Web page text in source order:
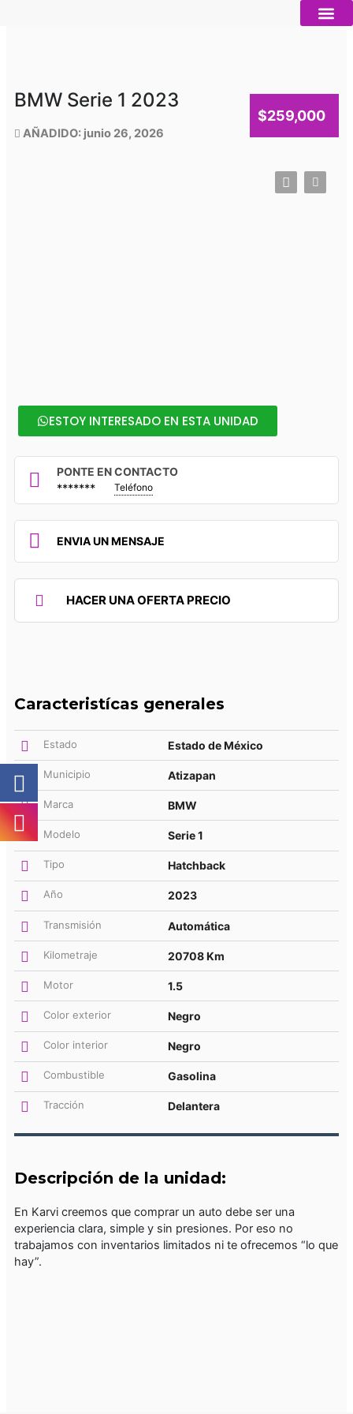
BMW Serie 1 2023
AÑADIDO: junio 26, 2026
$259,000
ESTOY INTERESADO EN ESTA UNIDAD
PONTE EN CONTACTO
******* Teléfono
ENVIA UN MENSAJE
HACER UNA OFERTA PRECIO
Caracteristícas generales
Estado Estado de México
Municipio Atizapan
Marca BMW
Modelo Serie 1
Tipo Hatchback
Año 2023
Transmisión Automática
Kilometraje 20708 Km
Motor 1.5
Color exterior Negro
Color interior Negro
Combustible Gasolina
Tracción Delantera
Descripción de la unidad:
En Karvi creemos que comprar un auto debe ser una
experiencia clara, simple y sin presiones. Por eso no
trabajamos con inventarios limitados ni te ofrecemos “lo que
hay”.